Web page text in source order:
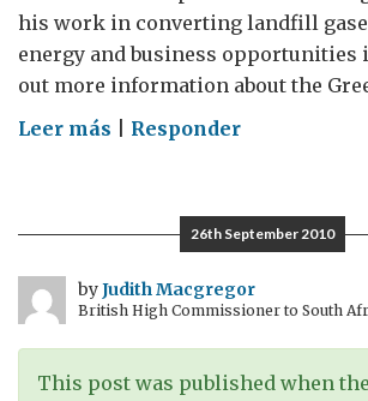
his work in converting landfill
energy and business opportunities
out more information about the
Leer más on
market
for
low
carbon
business
Responder
26th September 2010
byJudith Macgregor
British High Commissioner to South
This post was published when